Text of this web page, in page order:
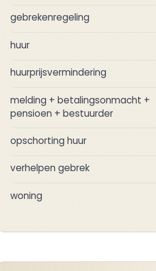
gebrekenregeling
huur
huurprijsvermindering
melding + betalingsonmacht +
pensioen + bestuurder
opschorting huur
verhelpen gebrek
woning